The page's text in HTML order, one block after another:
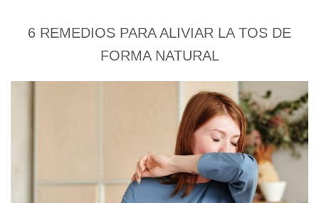
6 REMEDIOS PARA ALIVIAR LA TOS DE
FORMA NATURAL